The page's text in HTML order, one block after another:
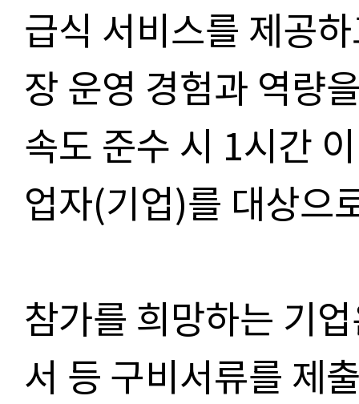
급식 서비스를 제공
장 운영 경험과 역량
속도 준수 시 1시간
업자(기업)를 대상으
참가를 희망하는 기
서 등 구비서류를 제